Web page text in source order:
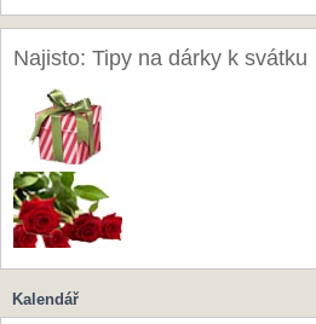
Najisto: Tipy na dárky k svátku
Kalendář